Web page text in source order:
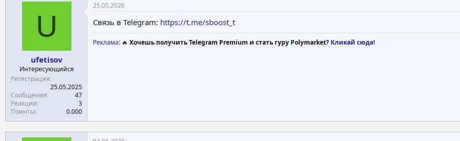
U
ufetisov
Интересующийся
Регистрация
25.05.2025
Сообщения
47
Реакции
3
Поинты
0.000
25.05.2026
Связь в Telegram: https://t.me/sboost_t
Реклама: 🔥 Хочешь получить Telegram Premium и стать гуру Polymarket? Кликай сюда!